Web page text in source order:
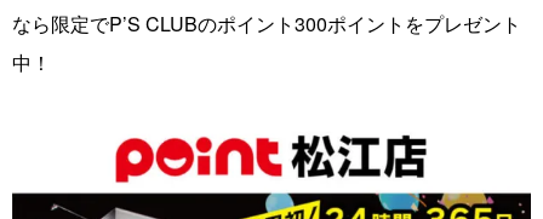
なら限定でP’S CLUBのポイント300ポイントをプレゼント
中！